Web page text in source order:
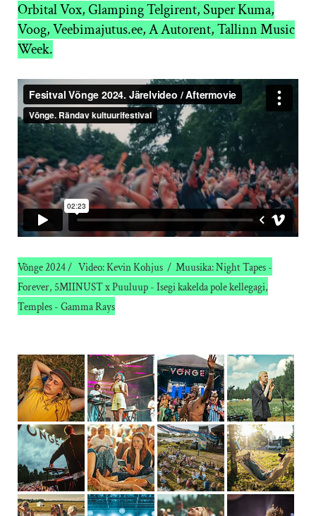
Orbital Vox, Glamping Telgirent, Super Kuma,
Voog, Veebimajutus.ee, A Autorent, Tallinn Music
Week.
Võnge 2024 / Video: Kevin Kohjus / Muusika: Night Tapes -
Forever, 5MIINUST x Puuluup - Isegi kakelda pole kellegagi,
Temples - Gamma Rays